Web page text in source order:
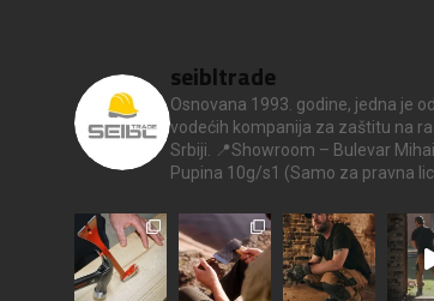
seibltrade
Osnovana 1993. godine, jedna je od
vodećih kompanija za zaštitu na
Srbiji.
📍Showroom – Bulevar
Pupina 10g/s1 (Samo za pravna